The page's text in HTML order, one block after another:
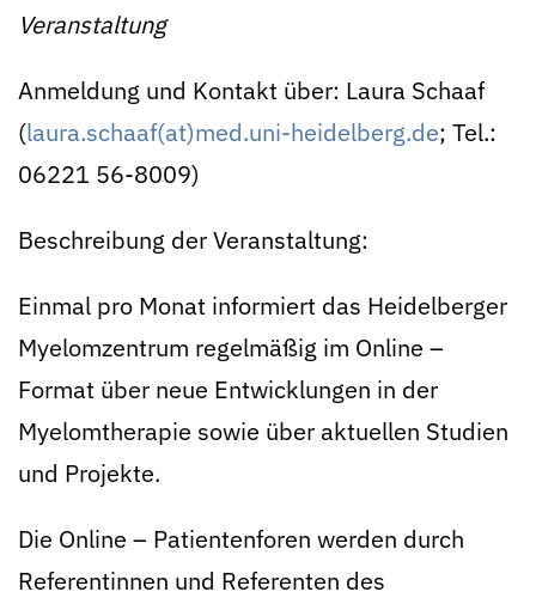
Veranstaltung
Anmeldung und Kontakt über: Laura Schaaf
(laura.schaaf(at)med.uni-heidelberg.de; Tel.:
06221 56-8009)
Beschreibung der Veranstaltung:
Einmal pro Monat informiert das Heidelberger
Myelomzentrum regelmäßig im Online –
Format über neue Entwicklungen in der
Myelomtherapie sowie über aktuellen Studien
und Projekte.
Die Online – Patientenforen werden durch
Referentinnen und Referenten des